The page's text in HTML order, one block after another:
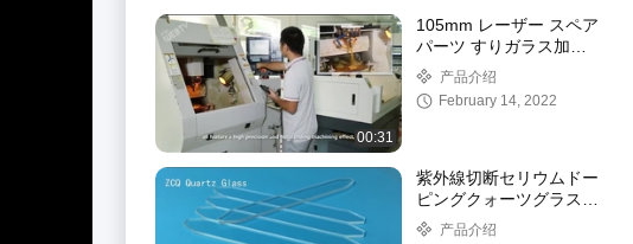
00:31
105mm レーザー スペア
パーツ すりガラス加工
トリプルボア不透明石英
管
产品介绍
February 14, 2022
紫外線切断セリウムドー
ピングクォーツグラスシ
ート 塗布なし
产品介绍